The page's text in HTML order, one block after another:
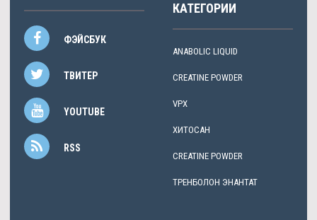
ФЭЙСБУК
ТВИТЕР
YOUTUBE
RSS
КАТЕГОРИИ
ANABOLIC LIQUID
CREATINE POWDER
VPX
ХИТОСАН
CREATINE POWDER
ТРЕНБОЛОН ЭНАНТАТ